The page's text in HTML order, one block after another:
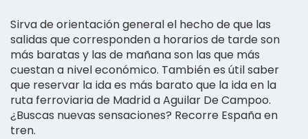
Sirva de orientación general el hecho de que las
salidas que corresponden a horarios de tarde son
más baratas y las de mañana son las que más
cuestan a nivel económico. También es útil saber
que reservar la ida es más barato que la ida en la
ruta ferroviaria de Madrid a Aguilar De Campoo.
¿Buscas nuevas sensaciones? Recorre España en
tren.